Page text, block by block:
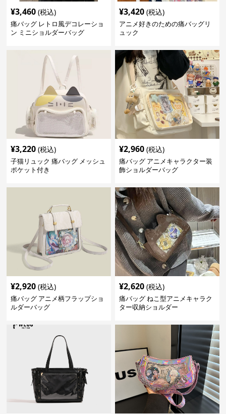
¥3,460 (税込)
痛バッグ レトロ風デコレーショ
ン ミニショルダーバッグ
¥3,420 (税込)
アニメ好きのための痛バッグリ
ュック
¥3,220 (税込)
子猫リュック 痛バッグ メッシュ
ポケット付き
¥2,960 (税込)
痛バッグ アニメキャラクター装
飾ショルダーバッグ
¥2,920 (税込)
痛バッグ アニメ柄フラップショ
ルダーバッグ
¥2,620 (税込)
痛バッグ ねこ型アニメキャラク
ター収納ショルダー